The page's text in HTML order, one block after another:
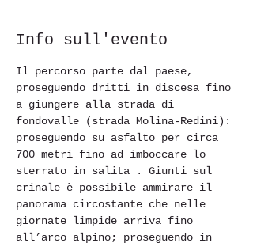
Info sull'evento
Il percorso parte dal paese,
proseguendo dritti in discesa fino
a giungere alla strada di
fondovalle (strada Molina-Redini):
proseguendo su asfalto per circa
700 metri fino ad imboccare lo
sterrato in salita . Giunti sul
crinale è possibile ammirare il
panorama circostante che nelle
giornate limpide arriva fino
all’arco alpino; proseguendo in